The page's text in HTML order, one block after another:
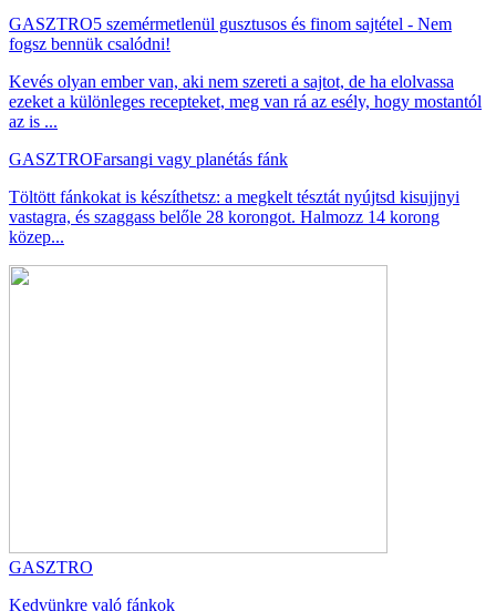
GASZTRO5 szemérmetlenül gusztusos és finom sajtétel - Nem
fogsz bennük csalódni!
Kevés olyan ember van, aki nem szereti a sajtot, de ha elolvassa
ezeket a különleges recepteket, meg van rá az esély, hogy mostantól
az is ...
GASZTROFarsangi vagy planétás fánk
Töltött fánkokat is készíthetsz: a megkelt tésztát nyújtsd kisujjnyi
vastagra, és szaggass belőle 28 korongot. Halmozz 14 korong
közep...
GASZTRO
Kedvünkre való fánkok